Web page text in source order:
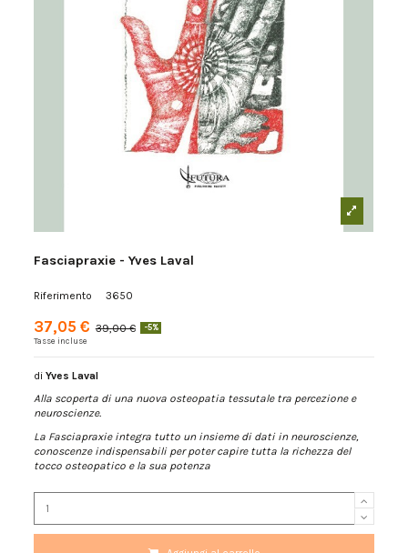
Fasciapraxie - Yves Laval
Riferimento 3650
37,05 € 39,00 € -5%
Tasse incluse
diYves Laval
Alla scoperta di una nuova osteopatia tessutale tra percezione e
neuroscienze.
La Fasciapraxie integra tutto un insieme di dati in neuroscienze,
conoscenze indispensabili per poter capire tutta la richezza del
tocco osteopatico e la sua potenza